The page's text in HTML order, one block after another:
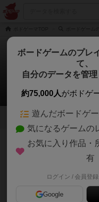
パンデミ
北極星(
36 6
138名 1名 0
○「世界を救う」という
プレイヤーは医療研究
ボードゲームのプレ
て、
自分のデータを管
約75,000人がボドゲ
遊んだボードゲ
気になるゲームの
お気に入り作品・
有
ログイン / 会員登録
Google